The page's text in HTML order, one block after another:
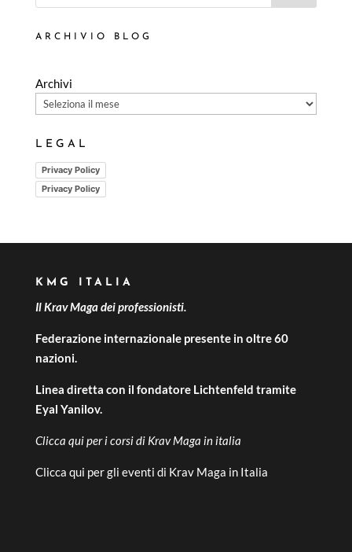
ARCHIVIO BLOG
Archivi
LEGAL
Privacy Policy
Privacy Policy
KMG ITALIA
Il Krav Maga dei professionisti.
Federazione internazionale presente in oltre 60
nazioni.
Linea diretta con il fondatore Lichtenfeld tramite
Eyal Yanilov.
Clicca qui per icorsi di Krav Maga in italia
Clicca qui per gli eventi di Krav Maga in Italia